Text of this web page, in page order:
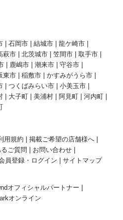
石岡市 結城市
龍ケ崎市
萩市 北茨城市 笠間市
取手市
鹿嶋市 潮来市
守谷市
東市 稲敷市
かすみがうら市
つくばみらい市
小美玉市
大子町 美浦村 阿見町
河内町
用規約
掲載ご希望の店舗様へ
ご質問
お問い合わせ
員登録・ログイン サイトマップ
オフィシャルパートナー
オンライン